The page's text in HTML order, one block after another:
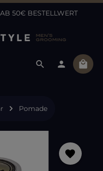
50€ BESTELLWERT
Pomade